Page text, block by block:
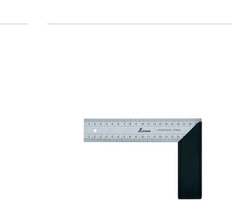
本気プライス